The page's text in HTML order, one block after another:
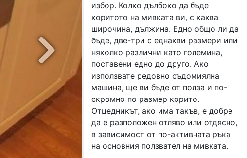
Next
избор. Колко дълбоко да бъде
коритото на мивката ви, с каква
широчина, дължина. Едно общо ли да
бъде, две-три с еднакви размери или
няколко различни като големина,
поставени едно до друго. Ако
използвате редовно съдомиялна
машина, ще ви бъде от полза и по-
скромно по размер корито.
Отцедникът, ако има такъв, е добре
да е разположен отляво или отдясно,
в зависимост от по-активната ръка
на основния ползвател на мивката.